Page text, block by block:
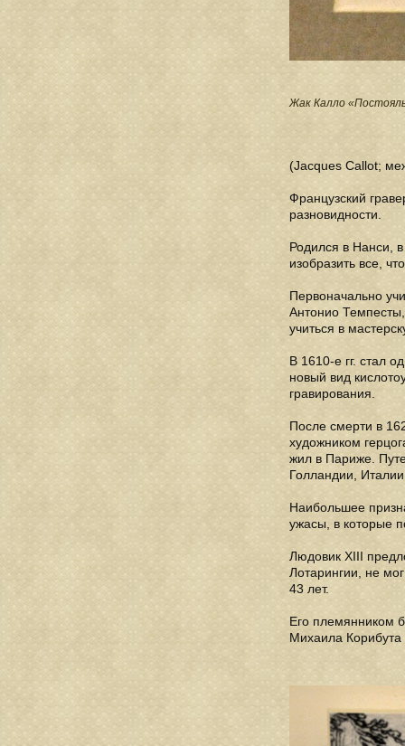
Жак Калло
(Jacques Callot;
Французский
разновидности.
Родился в Нанси,
изобразить все,
Первоначально
Антонио
учиться в
В 1610-е гг. стал
новый вид
гравирования.
После смерти в
художником
жил в Париже.
Голландии,
Наибольшее
ужасы, в которые
Людовик XIII
Лотарингии, не
43 лет.
Его племянником
Михаила